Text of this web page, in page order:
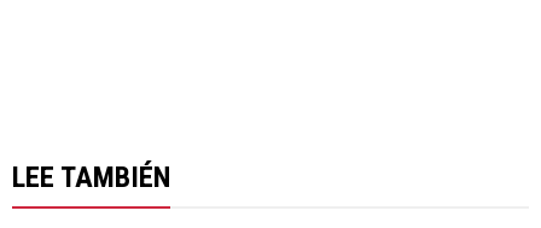
LEE TAMBIÉN